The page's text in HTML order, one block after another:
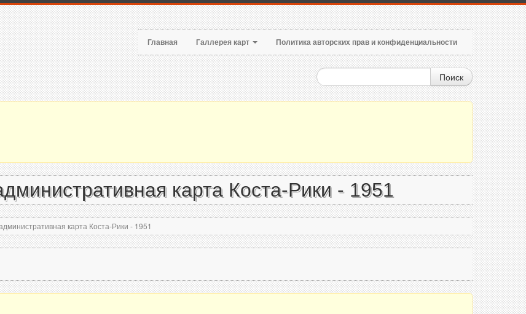
Главная Галлерея карт Политика авторских прав и конфиденциальности
Поиск
карта Коста-Рики - 1951
карта Коста-Рики - 1951